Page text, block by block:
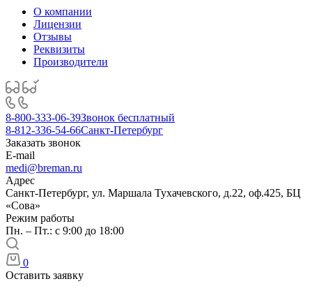
О компании
Лицензии
Отзывы
Реквизиты
Производители
8-800-333-06-39Звонок бесплатный
8-812-336-54-66Санкт-Петербург
Заказать звонок
E-mail
medi@breman.ru
Адрес
Санкт-Петербург, ул. Маршала Тухачевского, д.22, оф.425, БЦ
«Сова»
Режим работы
Пн. – Пт.: с 9:00 до 18:00
0
Оставить заявку